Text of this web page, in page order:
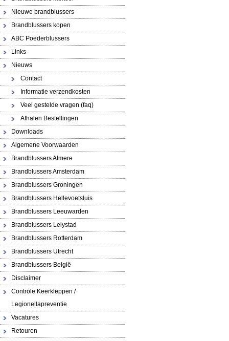
Nieuwe brandblussers
Brandblussers kopen
ABC Poederblussers
Links
Nieuws
Contact
Informatie verzendkosten
Veel gestelde vragen (faq)
Afhalen Bestellingen
Downloads
Algemene Voorwaarden
Brandblussers Almere
Brandblussers Amsterdam
Brandblussers Groningen
Brandblussers Hellevoetsluis
Brandblussers Leeuwarden
Brandblussers Lelystad
Brandblussers Rotterdam
Brandblussers Utrecht
Brandblussers België
Disclaimer
Controle Keerkleppen /
Legionellapreventie
Vacatures
Retouren